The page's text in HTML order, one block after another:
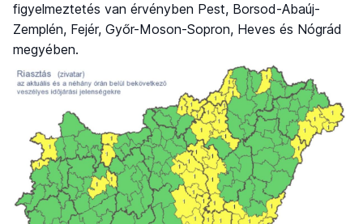
figyelmeztetés van érvényben Pest, Borsod-Abaúj-
Zemplén, Fejér, Győr-Moson-Sopron, Heves és Nógrád
megyében.